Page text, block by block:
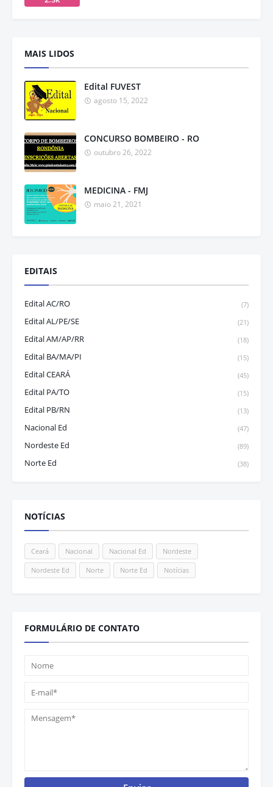
MAIS LIDOS
Edital FUVEST
agosto 15, 2022
CONCURSO BOMBEIRO - RO
outubro 26, 2022
MEDICINA - FMJ
maio 21, 2021
EDITAIS
Edital AC/RO (7)
Edital AL/PE/SE (21)
Edital AM/AP/RR (18)
Edital BA/MA/PI (15)
Edital CEARÁ (45)
Edital PA/TO (15)
Edital PB/RN (13)
Nacional Ed (47)
Nordeste Ed (89)
Norte Ed (38)
NOTÍCIAS
Ceará Nacional Nacional Ed Nordeste
Nordeste Ed Norte Norte Ed Notícias
FORMULÁRIO DE CONTATO